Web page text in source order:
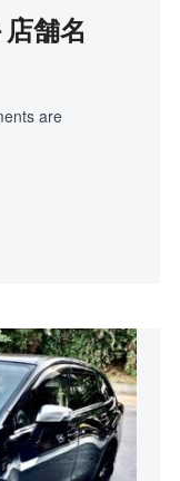
舗名
are